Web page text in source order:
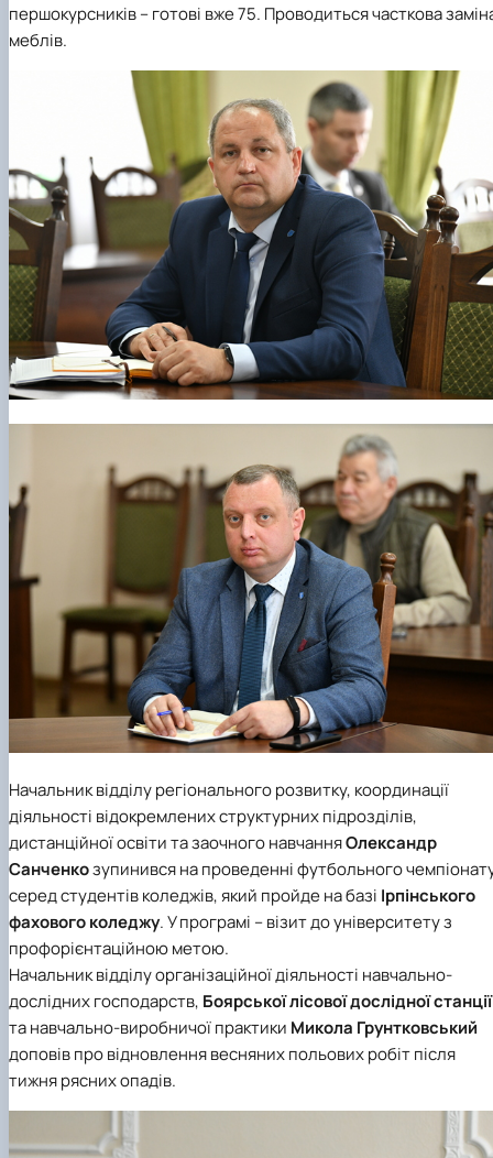
першокурсників – готові вже 75. Проводиться часткова
меблів.
Начальник відділу регіонального розвитку, координації
діяльності відокремлених структурних підрозділів,
дистанційної освіти та заочного навчанняОлександр
Санченкозупинився на проведенні футбольного
серед студентів коледжів, який пройде на базі Ірпінського
фахового коледжу. У програмі – візит до університету з
профорієнтаційною метою.
Начальник відділу організаційної діяльності навчально-
дослідних господарств, Боярської лісової дослідної станції
та навчально-виробничої практики Микола Грунтковський
доповів про відновлення весняних польових робіт після
тижня рясних опадів.